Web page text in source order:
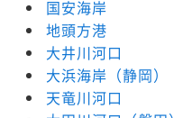
国安海岸
地頭方港
大井川河口
大浜海岸（静岡）
天竜川河口